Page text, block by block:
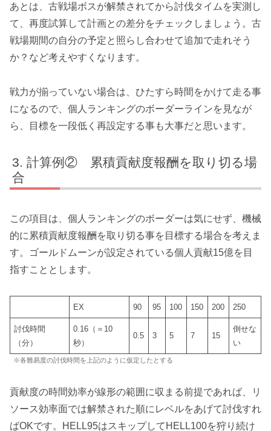
あとは、 古戦場ボスが解禁されてから討伐タイムを実測し
て、再度試算して計画との差分をチェック しましょう。古
戦場期間の自分の予定と照らし合わせて追加で走れそう
か？など考えやすくなります。
戦力が揃っていない場合は、ひたすら時間をかけて走る事
になるので、 個人ランキングのボーダーラインを見なが
ら、目標を一段低く再設定する事も大事だと思います。
計算例② 累積貢献度報酬を取り切る場
合
この項目は、個人ランキングのボーダーは気にせず、機械
的に累積貢献度報酬を取り切る事を目標する場合を考えま
す。ゴールドムーンが設定されている個人貢献15億を目
指すこととします。
EX 90 95 100 150 200 250
討伐時間
（分）
0.16（＝10
秒）
0.5 3 5 7 15
倒せな
い
※各難易度の討伐時間を上記のように仮定したとする
貢献度の時間効率が線形の範囲に収まる前提であれば、リ
ソース効率面では解禁された順にレベルをあげて討伐すれ
ばOKです。HELL95はスキップしてHELL100を狩り続け